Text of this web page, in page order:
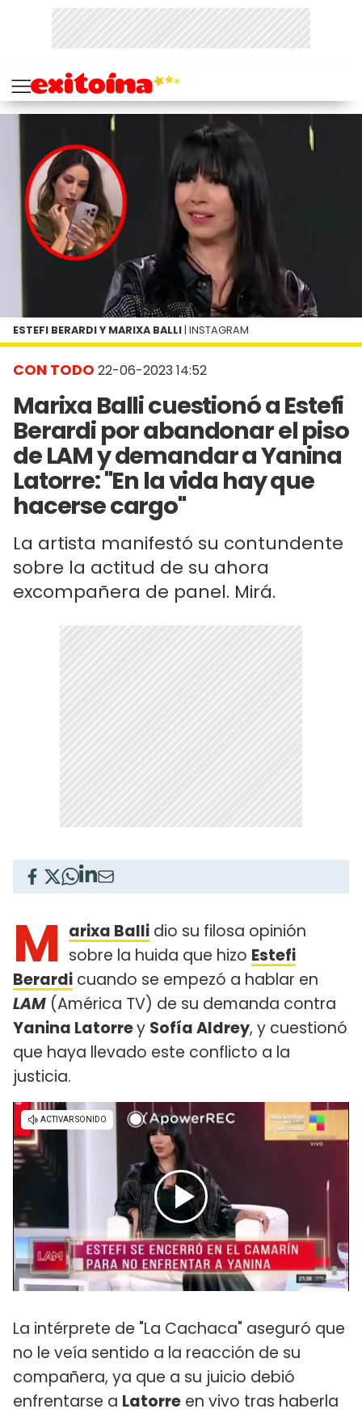
CON TODO 22-06-2023 14:52
Marixa Balli cuestionó a Estefi
Berardi por abandonar el piso
de LAM y demandar a Yanina
Latorre: "En la vida hay que
hacerse cargo"
La artista manifestó su contundente
sobre la actitud de su ahora
excompañera de panel. Mirá.
ESTEFI BERARDI Y MARIXA BALLI | INSTAGRAM
M arixa Balli dio su filosa opinión
sobre la huida que hizo Estefi
Berardi cuando se empezó a hablar en
LAM (América TV) de su demanda contra
Yanina Latorrey Sofía Aldrey, y cuestionó
que haya llevado este conflicto a la
justicia.
La intérprete de "La Cachaca" aseguró que
no le veía sentido a la reacción de su
compañera, ya que a su juicio debió
enfrentarse a Latorre en vivo tras haberla